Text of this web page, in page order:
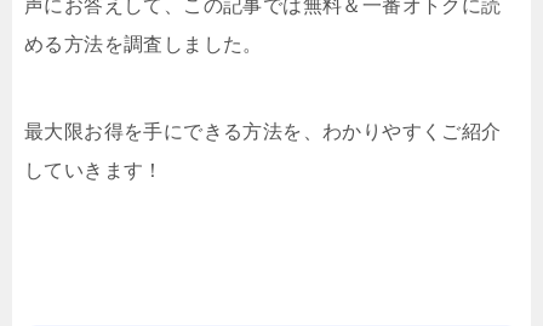
声にお答えして、この記事では無料＆一番オトクに読
める方法を調査しました。
最大限お得を手にできる方法を、わかりやすくご紹介
していきます！